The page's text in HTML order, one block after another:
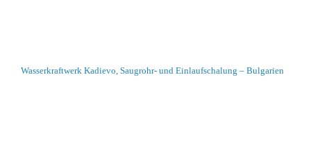
Wasserkraftwerk Kadievo, Saugrohr- und Einlaufschalung – Bulgarien